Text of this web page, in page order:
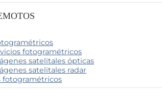
fotogramétricos
satelitales ópticas
satelitales radar
fotogramétricos